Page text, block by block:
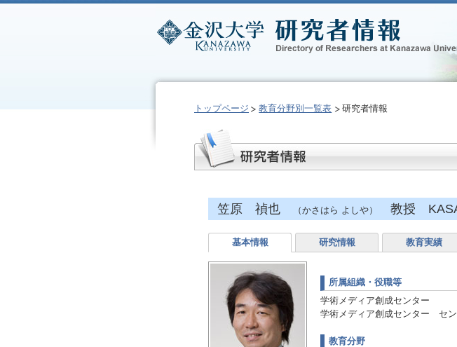
トップページ 教育分野別一覧表 研究者情報
笠原 禎也 （かさはら よしや） 教授
基本情報 研究情報 教育実績
所属組織・役職等
学術メディア創成センター
学術メディア創成センター セ
教育分野